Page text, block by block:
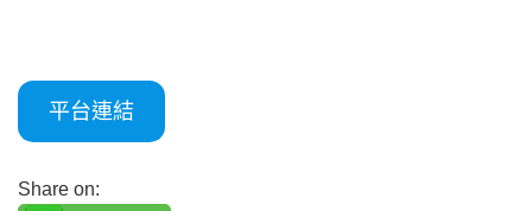
平台連結
Share on: